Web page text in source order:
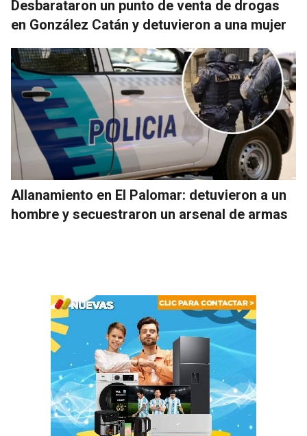
Desbarataron un punto de venta de drogas
en González Catán y detuvieron a una mujer
Allanamiento en El Palomar: detuvieron a un
hombre y secuestraron un arsenal de armas